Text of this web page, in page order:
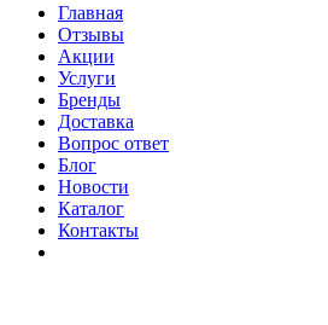
Главная
Отзывы
Акции
Услуги
Бренды
Доставка
Вопрос ответ
Блог
Новости
Каталог
Контакты